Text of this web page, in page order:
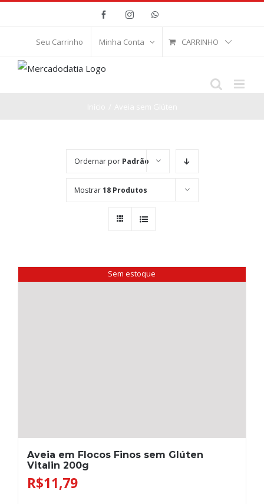
conteúdo
FacebookInstagramWhatsApp
Seu Carrinho Minha Conta CARRINHO
Ordernar por Padrão
Mostrar18 Produtos
Sem estoque
Aveia em Flocos Finos sem Glúten
Vitalin 200g
R$11,79